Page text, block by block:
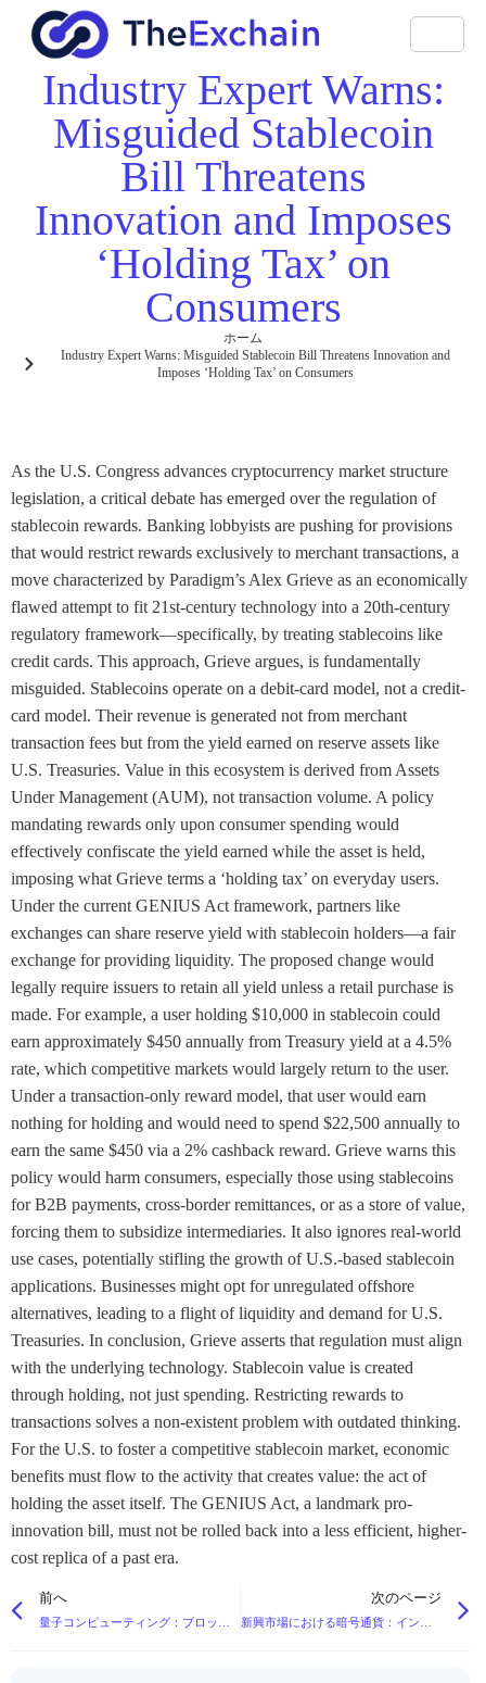
Industry Expert Warns:
Misguided Stablecoin
Bill Threatens
Innovation and Imposes
‘Holding Tax’ on
Consumers
ホーム
Industry Expert Warns: Misguided Stablecoin Bill Threatens Innovation and
Imposes ‘Holding Tax’ on Consumers
As the U.S. Congress advances cryptocurrency market structure
legislation, a critical debate has emerged over the regulation of
stablecoin rewards. Banking lobbyists are pushing for provisions
that would restrict rewards exclusively to merchant transactions, a
move characterized by Paradigm’s Alex Grieve as an economically
flawed attempt to fit 21st-century technology into a 20th-century
regulatory framework—specifically, by treating stablecoins like
credit cards. This approach, Grieve argues, is fundamentally
misguided. Stablecoins operate on a debit-card model, not a credit-
card model. Their revenue is generated not from merchant
transaction fees but from the yield earned on reserve assets like
U.S. Treasuries. Value in this ecosystem is derived from Assets
Under Management (AUM), not transaction volume. A policy
mandating rewards only upon consumer spending would
effectively confiscate the yield earned while the asset is held,
imposing what Grieve terms a ‘holding tax’ on everyday users.
Under the current GENIUS Act framework, partners like
exchanges can share reserve yield with stablecoin holders—a fair
exchange for providing liquidity. The proposed change would
legally require issuers to retain all yield unless a retail purchase is
made. For example, a user holding $10,000 in stablecoin could
earn approximately $450 annually from Treasury yield at a 4.5%
rate, which competitive markets would largely return to the user.
Under a transaction-only reward model, that user would earn
nothing for holding and would need to spend $22,500 annually to
earn the same $450 via a 2% cashback reward. Grieve warns this
policy would harm consumers, especially those using stablecoins
for B2B payments, cross-border remittances, or as a store of value,
forcing them to subsidize intermediaries. It also ignores real-world
use cases, potentially stifling the growth of U.S.-based stablecoin
applications. Businesses might opt for unregulated offshore
alternatives, leading to a flight of liquidity and demand for U.S.
Treasuries. In conclusion, Grieve asserts that regulation must align
with the underlying technology. Stablecoin value is created
through holding, not just spending. Restricting rewards to
transactions solves a non-existent problem with outdated thinking.
For the U.S. to foster a competitive stablecoin market, economic
benefits must flow to the activity that creates value: the act of
holding the asset itself. The GENIUS Act, a landmark pro-
innovation bill, must not be rolled back into a less efficient, higher-
cost replica of a past era.
前へ 次のページ